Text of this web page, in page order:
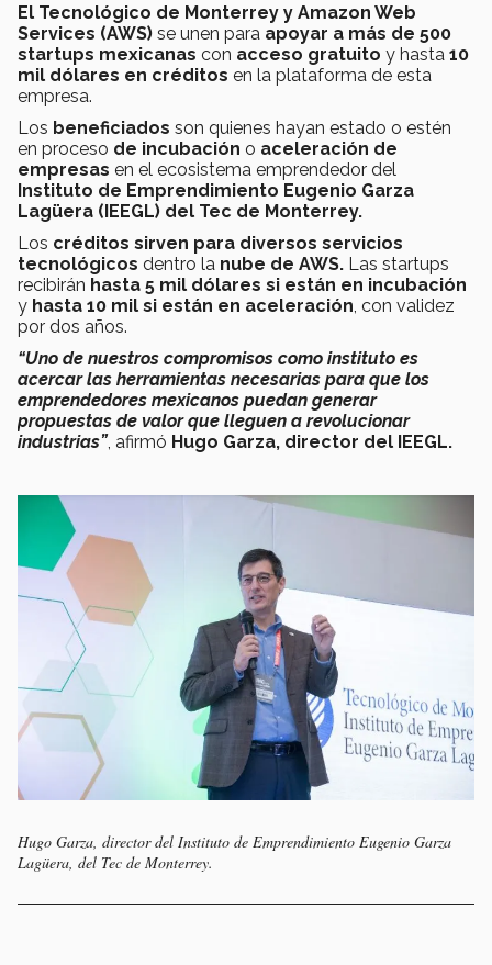
El Tecnológico de Monterrey y Amazon Web
Services (AWS) se unen para apoyar a más de 500
startups mexicanas con acceso gratuito y hasta 10
mil dólares en créditos en la plataforma de esta
empresa.
Los beneficiados son quienes hayan estado o estén
en proceso de incubación o aceleración de
empresas en el ecosistema emprendedor del
Instituto de Emprendimiento Eugenio Garza
Lagüera (IEEGL) del Tec de Monterrey.
Los créditos sirven para diversos servicios
tecnológicos dentro la nube de AWS. Las startups
recibirán hasta 5 mil dólares si están en incubación
y hasta 10 mil si están en aceleración , con validez
por dos años.
“Uno de nuestros compromisos como instituto es
acercar las herramientas necesarias para que los
emprendedores mexicanos puedan generar
propuestas de valor que lleguen a revolucionar
industrias”, afirmó Hugo Garza, director del IEEGL.
Hugo Garza, director del Instituto de Emprendimiento Eugenio Garza
Lagüera, del Tec de Monterrey.